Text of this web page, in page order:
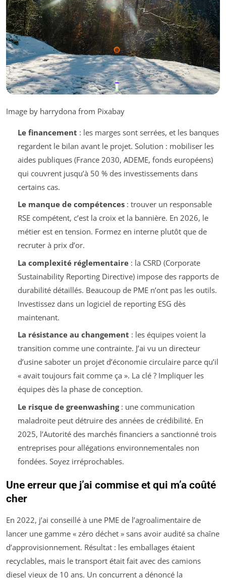
Image by harrydona from Pixabay
Le financement : les marges sont serrées, et les banques
regardent le bilan avant le projet. Solution : mobiliser les
aides publiques (France 2030, ADEME, fonds européens)
qui couvrent jusqu’à 50 % des investissements dans
certains cas.
Le manque de compétences: trouver un responsable
RSE compétent, c’est la croix et la bannière. En 2026, le
métier est en tension. Formez en interne plutôt que de
recruter à prix d’or.
La complexité réglementaire: la CSRD (Corporate
Sustainability Reporting Directive) impose des rapports de
durabilité détaillés. Beaucoup de PME n’ont pas les outils.
Investissez dans un logiciel de reporting ESG dès
maintenant.
La résistance au changement : les équipes voient la
transition comme une contrainte. J’ai vu un directeur
d’usine saboter un projet d’économie circulaire parce qu’il
« avait toujours fait comme ça ». La clé ? Impliquer les
équipes dès la phase de conception.
Le risque de greenwashing: une communication
maladroite peut détruire des années de crédibilité. En
2025, l’Autorité des marchés financiers a sanctionné trois
entreprises pour allégations environnementales non
fondées. Soyez irréprochables.
Une erreur que j’ai commise et qui m’a coûté
cher
En 2022, j’ai conseillé à une PME de l’agroalimentaire de
lancer une gamme « zéro déchet » sans avoir audité sa chaîne
d’approvisionnement. Résultat : les emballages étaient
recyclables, mais le transport était fait avec des camions
diesel vieux de 10 ans. Un concurrent a dénoncé la